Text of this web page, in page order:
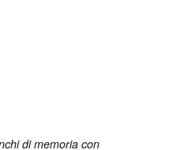
di memoria con